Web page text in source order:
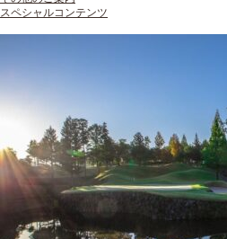
スペシャルコンテンツ